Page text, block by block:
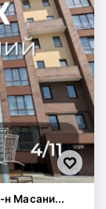
н Масани...